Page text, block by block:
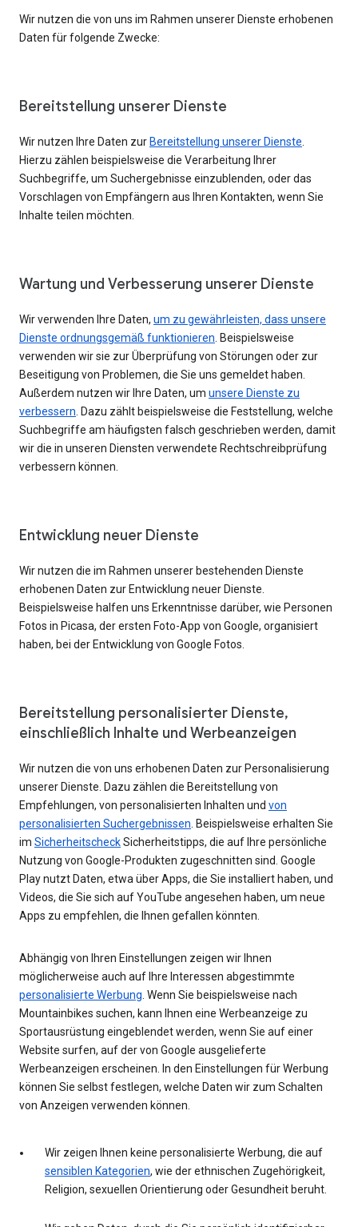
Wir nutzen die von uns im Rahmen unserer Dienste erhobenen
Daten für folgende Zwecke:
Bereitstellung unserer Dienste
Wir nutzen Ihre Daten zur Bereitstellung unserer Dienste
Hierzu zählen beispielsweise die Verarbeitung Ihrer
Suchbegriffe, um Suchergebnisse einzublenden, oder das
Vorschlagen von Empfängern aus Ihren Kontakten, wenn Sie
Inhalte teilen möchten.
Wartung und Verbesserung unserer Dienste
Wir verwenden Ihre Daten, um zu gewährleisten, dass unsere
Dienste ordnungsgemäß funktionieren . Beispielsweise
verwenden wir sie zur Überprüfung von Störungen oder zur
Beseitigung von Problemen, die Sie uns gemeldet haben.
Außerdem nutzen wir Ihre Daten, um unsere Dienste zu
verbessern . Dazu zählt beispielsweise die Feststellung, welche
Suchbegriffe am häufigsten falsch geschrieben werden, damit
wir die in unseren Diensten verwendete Rechtschreibprüfung
verbessern können.
Entwicklung neuer Dienste
Wir nutzen die im Rahmen unserer bestehenden Dienste
erhobenen Daten zur Entwicklung neuer Dienste.
Beispielsweise halfen uns Erkenntnisse darüber, wie Personen
Fotos in Picasa, der ersten Foto-App von Google, organisiert
haben, bei der Entwicklung von Google Fotos.
Bereitstellung personalisierter Dienste,
einschließlich Inhalte und Werbeanzeigen
Wir nutzen die von uns erhobenen Daten zur Personalisierung
unserer Dienste. Dazu zählen die Bereitstellung von
Empfehlungen, von personalisierten Inhalten und von
personalisierten Suchergebnissen . Beispielsweise erhalten Sie
im SicherheitscheckSicherheitstipps, die auf Ihre persönliche
Nutzung von Google-Produkten zugeschnitten sind. Google
Play nutzt Daten, etwa über Apps, die Sie installiert haben, und
Videos, die Sie sich auf YouTube angesehen haben, um neue
Apps zu empfehlen, die Ihnen gefallen könnten.
Abhängig von Ihren Einstellungen zeigen wir Ihnen
möglicherweise auch auf Ihre Interessen abgestimmte
personalisierte Werbung . Wenn Sie beispielsweise nach
Mountainbikes suchen, kann Ihnen eine Werbeanzeige zu
Sportausrüstung eingeblendet werden, wenn Sie auf einer
Website surfen, auf der von Google ausgelieferte
Werbeanzeigen erscheinen. In den Einstellungen für Werbung
können Sie selbst festlegen, welche Daten wir zum Schalten
von Anzeigen verwenden können.
Wir zeigen Ihnen keine personalisierte Werbung, die auf
sensiblen Kategorien, wie der ethnischen Zugehörigkeit,
Religion, sexuellen Orientierung oder Gesundheit beruht.